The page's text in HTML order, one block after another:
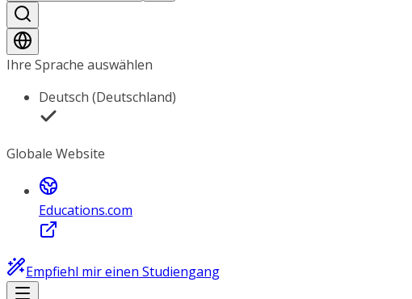
Ihre Sprache auswählen
Deutsch (Deutschland)
Globale Website
Educations.com
Empfiehl mir einen Studiengang